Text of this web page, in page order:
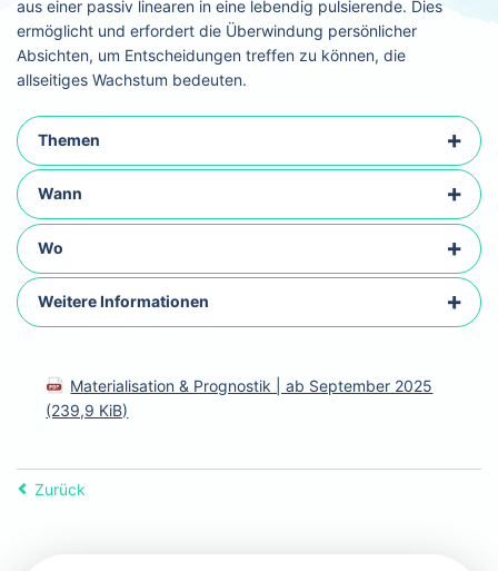
aus einer passiv linearen in eine lebendig pulsierende. Dies
ermöglicht und erfordert die Überwindung persönlicher
Absichten, um Entscheidungen treffen zu können, die
allseitiges Wachstum bedeuten.
Themen
Wann
Wo
Weitere Informationen
Materialisation & Prognostik | ab September 2025
(239,9 KiB)
Zurück